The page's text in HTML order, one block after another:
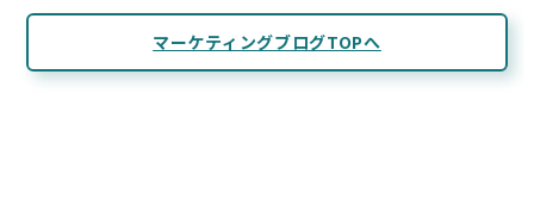
マーケティングブログTOPへ